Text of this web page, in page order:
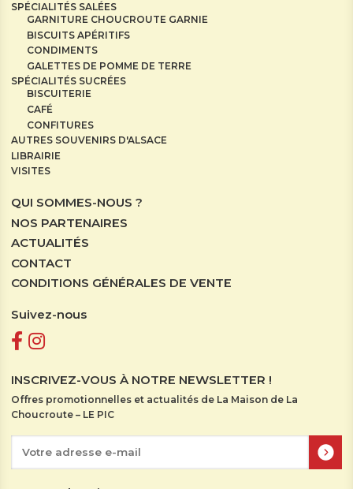
SPÉCIALITÉS SALÉES
GARNITURE CHOUCROUTE GARNIE
BISCUITS APÉRITIFS
CONDIMENTS
GALETTES DE POMME DE TERRE
SPÉCIALITÉS SUCRÉES
BISCUITERIE
CAFÉ
CONFITURES
AUTRES SOUVENIRS D'ALSACE
LIBRAIRIE
VISITES
QUI SOMMES-NOUS ?
NOS PARTENAIRES
ACTUALITÉS
CONTACT
CONDITIONS GÉNÉRALES DE VENTE
Suivez-nous
INSCRIVEZ-VOUS À NOTRE NEWSLETTER !
Offres promotionnelles et actualités de La Maison de La
Choucroute – LE PIC